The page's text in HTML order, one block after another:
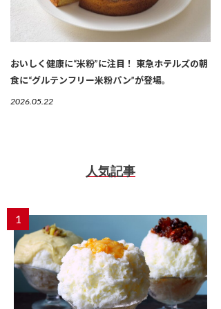
おいしく健康に“米粉”に注目！ 東急ホテルズの朝
食に“グルテンフリー米粉パン”が登場。
2026.05.22
人気記事
1